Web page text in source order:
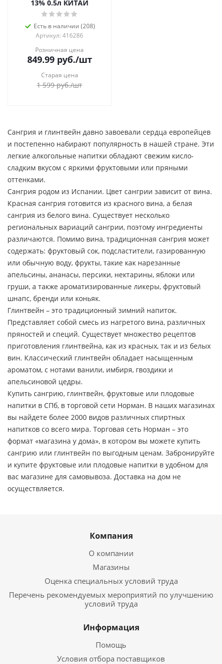
13% 0.5л КИТАЙ
Есть в наличии (208)
Артикул: 416286
Розничная цена
849.99руб./шт
Старая цена
1 599руб./шт
Сангрия и глинтвейн давно завоевали сердца европейцев
и постепенно набирают популярность в нашей стране. Эти
легкие алкогольные напитки обладают свежим кисло-
сладким вкусом с яркими фруктовыми или пряными
оттенками.
Сангрия родом из Испании. Цвет сангрии зависит от вина.
Красная сангрия готовится из красного вина, а белая
сангрия из белого вина. Существует несколько
региональных вариаций сангрии, поэтому ингредиенты
различаются. Помимо вина, традиционная сангрия может
содержать: фруктовый сок, подсластители, газированную
или обычную воду, фрукты, такие как нарезанные
апельсины, ананасы, персики, нектарины, яблоки или
груши, а также ароматизированные ликеры, фруктовый
шнапс, бренди или коньяк.
Глинтвейн – это традиционный зимний напиток.
Представляет собой смесь из нагретого вина, различных
пряностей и специй. Существует множество рецептов
приготовления глинтвейна, как из красных, так и из белых
вин. Классический глинтвейн обладает насыщенным
ароматом, с нотами ванили, имбиря, гвоздики и
апельсиновой цедры.
Купить сангрию, глинтвейн, фруктовые или плодовые
напитки в СПб, в торговой сети Норман. В наших магазинах
вы найдете более 2000 видов различных спиртных
напитков со всего мира. Торговая сеть Норман – это
формат «магазина у дома», в котором вы можете купить
сангрию или глинтвейн по выгодным ценам. Забронируйте
и купите фруктовые или плодовые напитки в удобном для
вас магазине для самовывоза. Доставка на дом не
осуществляется.
Компания
О компании
Магазины
Оценка специальных условий труда
Перечень рекомендуемых мероприятий по улучшению
условий труда
Информация
Помощь
Условия отбора поставщиков